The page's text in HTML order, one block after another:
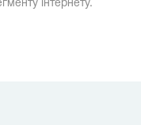
інтернету.